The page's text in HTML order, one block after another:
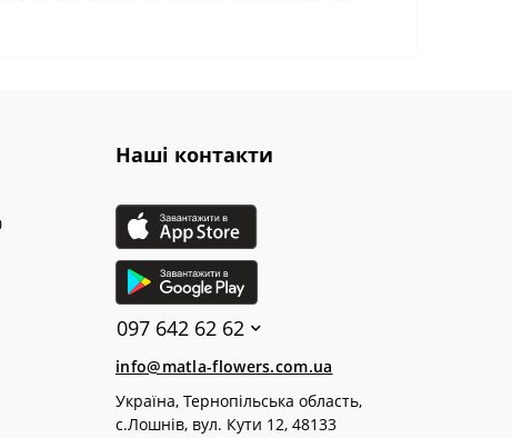
Наші контакти
097 642 62 62
info@matla-flowers.com.ua
Україна, Тернопільська область,
с.Лошнів, вул. Кути 12, 48133